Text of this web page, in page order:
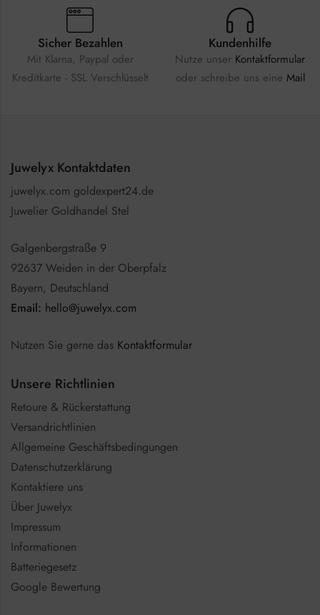
Sicher Bezahlen
Mit Klarna, Paypal oder
Kreditkarte - SSL Verschlüsselt
Kundenhilfe
Nutze unser Kontaktformular
oder schreibe uns eine Mail
Juwelyx Kontaktdaten
juwelyx.com goldexpert24.de
Juwelier Goldhandel Stel
Galgenbergstraße 9
92637 Weiden in der Oberpfalz
Bayern, Deutschland
Email: hello@juwelyx.com
Nutzen Sie gerne das Kontaktformular
Unsere Richtlinien
Retoure & Rückerstattung
Versandrichtlinien
Allgemeine Geschäftsbedingungen
Datenschutzerklärung
Kontaktiere uns
Über Juwelyx
Impressum
Informationen
Batteriegesetz
Google Bewertung